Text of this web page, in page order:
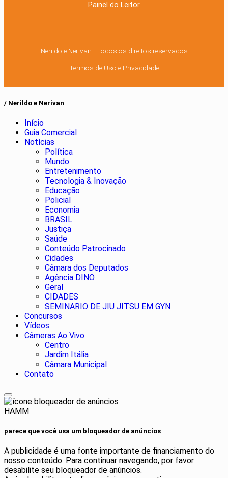
Painel do Leitor
Nerildo e Nerivan - Todos os direitos reservados
Termos de Uso e Privacidade
/ Nerildo e Nerivan
Início
Guia Comercial
Notícias
Política
Mundo
Entretenimento
Tecnologia & Inovação
Educação
Policial
Economia
BRASIL
Justiça
Saúde
Conteúdo Patrocinado
Cidades
Câmara dos Deputados
Agência DINO
Geral
CIDADES
SEMINARIO DE JIU JITSU EM GYN
Concursos
Vídeos
Câmeras Ao Vivo
Centro
Jardim Itália
Câmara Municipal
Contato
HAMM
parece que você usa um bloqueador de anúncios
A publicidade é uma fonte importante de financiamento do
nosso conteúdo. Para continuar navegando, por favor
desabilite seu bloqueador de anúncios.